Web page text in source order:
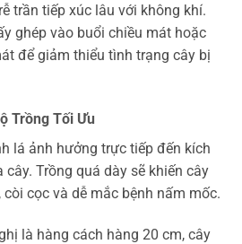
trần tiếp xúc lâu với không khí.
ghép vào buổi chiều mát hoặc
để giảm thiểu tình trạng cây bị
Trồng Tối Ưu
lá ảnh hưởng trực tiếp đến kích
Trồng quá dày sẽ khiến cây
cọc và dễ mắc bệnh nấm mốc.
là hàng cách hàng 20 cm, cây